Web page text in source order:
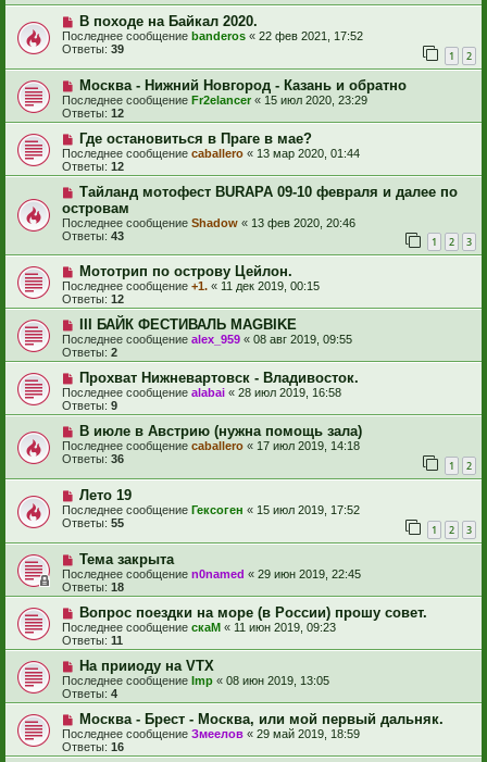
В походе на Байкал 2020.
Последнее сообщение banderos « 22 фев 2021, 17:52
Ответы: 39 1 2
Москва - Нижний Новгород - Казань и обратно
Последнее сообщение Fr2elancer « 15 июл 2020, 23:29
Ответы: 12
Где остановиться в Праге в мае?
Последнее сообщение caballero « 13 мар 2020, 01:44
Ответы: 12
Тайланд мотофест BURAPA 09-10 февраля и далее по
островам
Последнее сообщение Shadow « 13 фев 2020, 20:46
Ответы: 43 1 2 3
Мототрип по острову Цейлон.
Последнее сообщение +1. « 11 дек 2019, 00:15
Ответы: 12
III БАЙК ФЕСТИВАЛЬ MAGBIKE
Последнее сообщение alex_959 « 08 авг 2019, 09:55
Ответы: 2
Прохват Нижневартовск - Владивосток.
Последнее сообщение alabai « 28 июл 2019, 16:58
Ответы: 9
В июле в Австрию (нужна помощь зала)
Последнее сообщение caballero « 17 июл 2019, 14:18
Ответы: 36 1 2
Лето 19
Последнее сообщение Гексоген « 15 июл 2019, 17:52
Ответы: 55 1 2 3
Тема закрыта
Последнее сообщение n0named « 29 июн 2019, 22:45
Ответы: 18
Вопрос поездки на море (в России) прошу совет.
Последнее сообщение скаМ « 11 июн 2019, 09:23
Ответы: 11
На прииоду на VTX
Последнее сообщение Imp « 08 июн 2019, 13:05
Ответы: 4
Москва - Брест - Москва, или мой первый дальняк.
Последнее сообщение Змеелов « 29 май 2019, 18:59
Ответы: 16